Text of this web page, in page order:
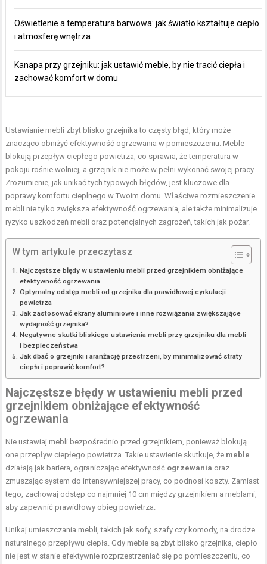
Oświetlenie a temperatura barwowa: jak światło kształtuje ciepło
i atmosferę wnętrza
Kanapa przy grzejniku: jak ustawić meble, by nie tracić ciepła i
zachować komfort w domu
Ustawianie mebli zbyt blisko grzejnika to częsty błąd, który może
znacząco obniżyć efektywność ogrzewania w pomieszczeniu. Meble
blokują przepływ ciepłego powietrza, co sprawia, że temperatura w
pokoju rośnie wolniej, a grzejnik nie może w pełni wykonać swojej pracy.
Zrozumienie, jak unikać tych typowych błędów, jest kluczowe dla
poprawy komfortu cieplnego w Twoim domu. Właściwe rozmieszczenie
mebli nie tylko zwiększa efektywność ogrzewania, ale także minimalizuje
ryzyko uszkodzeń mebli oraz potencjalnych zagrożeń, takich jak pożar.
W tym artykule przeczytasz
Najczęstsze błędy w ustawieniu mebli przed grzejnikiem obniżające
efektywność ogrzewania
Optymalny odstęp mebli od grzejnika dla prawidłowej cyrkulacji
powietrza
Jak zastosować ekrany aluminiowe i inne rozwiązania zwiększające
wydajność grzejnika?
Negatywne skutki bliskiego ustawienia mebli przy grzejniku dla mebli
i bezpieczeństwa
Jak dbać o grzejniki i aranżację przestrzeni, by minimalizować straty
ciepła i poprawić komfort?
Najczęstsze błędy w ustawieniu mebli przed
grzejnikiem obniżające efektywność
ogrzewania
Nie ustawiaj mebli bezpośrednio przed grzejnikiem, ponieważ blokują
one przepływ ciepłego powietrza. Takie ustawienie skutkuje, że meble
działają jak bariera, ograniczając efektywność ogrzewania oraz
zmuszając system do intensywniejszej pracy, co podnosi koszty. Zamiast
tego, zachowaj odstęp co najmniej 10 cm między grzejnikiem a meblami,
aby zapewnić prawidłowy obieg powietrza.
Unikaj umieszczania mebli, takich jak sofy, szafy czy komody, na drodze
naturalnego przepływu ciepła. Gdy meble są zbyt blisko grzejnika, ciepło
nie jest w stanie efektywnie rozprzestrzeniać się po pomieszczeniu, co